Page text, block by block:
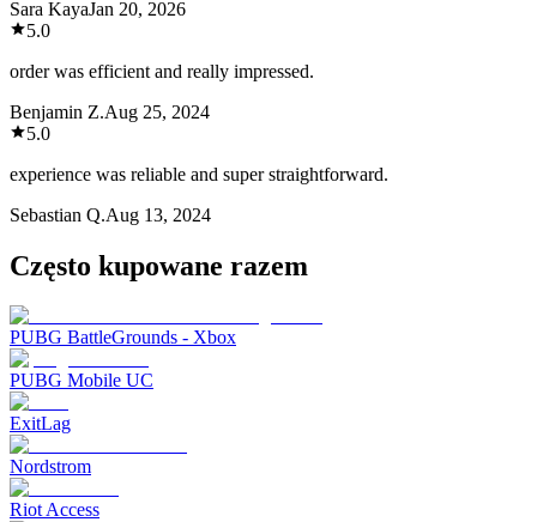
Sara KayaJan 20, 2026
5.0
order was efficient and really impressed.
Benjamin Z.Aug 25, 2024
5.0
experience was reliable and super straightforward.
Sebastian Q.Aug 13, 2024
Często kupowane razem
PUBG BattleGrounds - Xbox
PUBG Mobile UC
ExitLag
Nordstrom
Riot Access